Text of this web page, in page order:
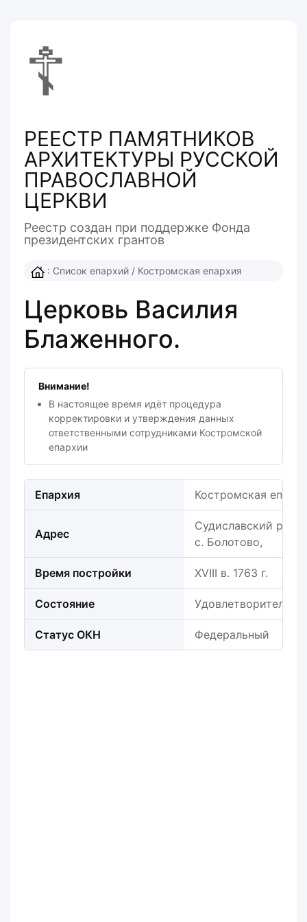
☦
РЕЕСТР ПАМЯТНИКОВ
АРХИТЕКТУРЫ РУССКОЙ
ПРАВОСЛАВНОЙ
ЦЕРКВИ
Реестр создан при поддержке Фонда
президентcких грантов
: Список епархий / Костромская епархия
Церковь Василия
Блаженного.
Внимание!
В настоящее время идёт процедура
корректировки и утверждения данных
ответственными сотрудниками Костромской
епархии
Епархия Костромская
Адрес
Судиславский
с. Болотово,
Время постройки XVIII в. 1763 г.
Состояние
Статус ОКН Федеральный